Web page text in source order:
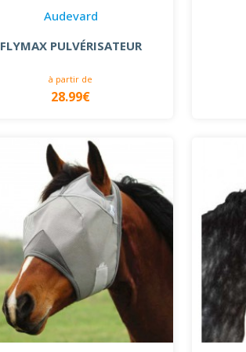
Audevard
FLYMAX PULVÉRISATEUR
à partir de
28.99€